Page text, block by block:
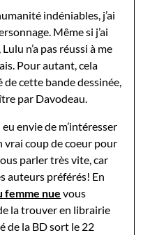
indéniables, j’ai
Même si j’ai
n’a pas réussi à me
Pour autant, cela
de cette bande dessinée,
par Davodeau.
envie de m’intéresser
vrai coup de coeur pour
parler très vite, car
auteurs préférés! En
femme nue vous
la trouver en librairie
de la BD sort le 22